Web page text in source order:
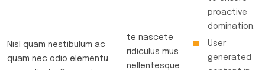
Nisl quam nestibulum ac
quam nec odio elementu
te nascete
ridiculus mus
nellentesque
proactive
domination.
User
generated